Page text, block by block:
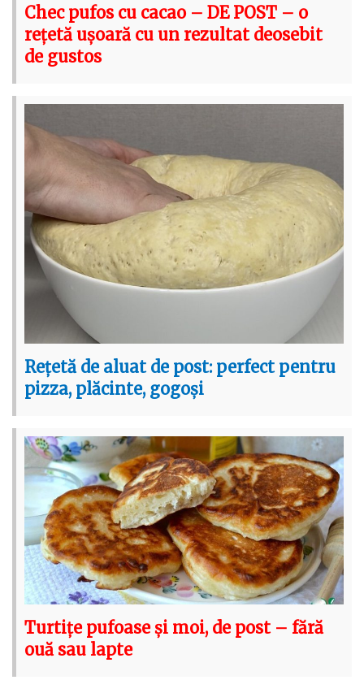
Chec pufos cu cacao – DE POST – o
rețetă ușoară cu un rezultat deosebit
de gustos
Rețetă de aluat de post: perfect pentru
pizza, plăcinte, gogoși
Turtițe pufoase și moi, de post – fără
ouă sau lapte